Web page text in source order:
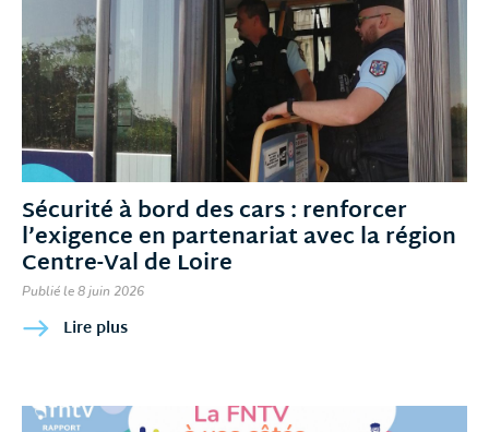
Sécurité à bord des cars : renforcer
l’exigence en partenariat avec la région
Centre-Val de Loire
Publié le 8 juin 2026
Lire plus